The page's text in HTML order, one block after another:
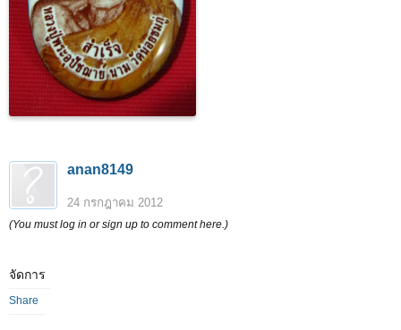
anan8149
24 กรกฎาคม 2012
(You must log in or sign up to comment here.)
จัดการ
Share